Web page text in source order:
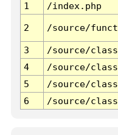
1
/index.php
2 /source/
3 /source/
4
/source/
5
/source/
6
/source/